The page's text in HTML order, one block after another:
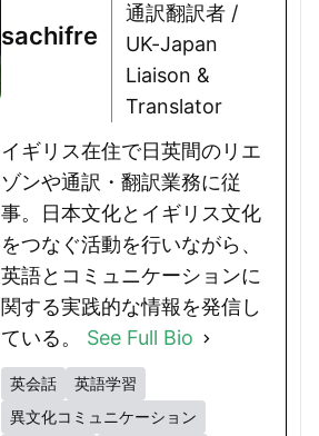
sachifre
通訳翻訳者 /
UK-Japan
Liaison &
Translator
イギリス在住で日英間のリエ
ゾンや通訳・翻訳業務に従
事。日本文化とイギリス文化
をつなぐ活動を行いながら、
英語とコミュニケーションに
関する実践的な情報を発信し
ている。 See Full Bio
英会話
英語学習
異文化コミュニケーション